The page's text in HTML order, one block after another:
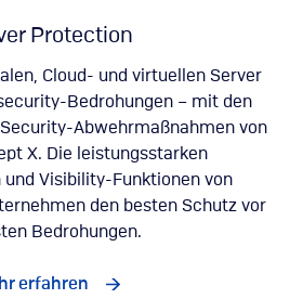
Protection
Cloud- und virtuellen Server
Bedrohungen – mit den
Abwehrmaßnahmen von
X. Die leistungsstarken
Visibility-Funktionen von
den besten Schutz vor
Bedrohungen.
erfahren